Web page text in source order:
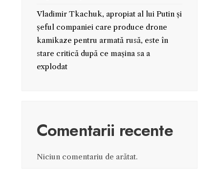
Vladimir Tkachuk, apropiat al lui Putin și
șeful companiei care produce drone
kamikaze pentru armată rusă, este în
stare critică după ce mașina sa a
explodat
Comentarii recente
Niciun comentariu de arătat.